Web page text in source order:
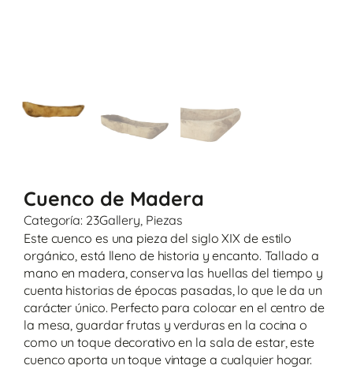
Categoría: 23Gallery, Piezas
Cuenco de Madera
Este cuenco es una pieza del siglo XIX de estilo
orgánico, está lleno de historia y encanto. Tallado a
mano en madera, conserva las huellas del tiempo y
cuenta historias de épocas pasadas, lo que le da un
carácter único. Perfecto para colocar en el centro de
la mesa, guardar frutas y verduras en la cocina o
como un toque decorativo en la sala de estar, este
cuenco aporta un toque vintage a cualquier hogar.